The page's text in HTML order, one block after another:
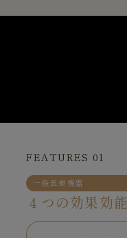
FEATURES 01
一般医療機器
４つの効果効能